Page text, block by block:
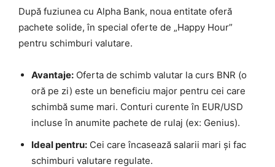
După fuziunea cu Alpha Bank, noua entitate oferă
pachete solide, în special oferte de „Happy Hour”
pentru schimburi valutare.
Avantaje: Oferta de schimb valutar la curs BNR (o
oră pe zi) este un beneficiu major pentru cei care
schimbă sume mari. Conturi curente în EUR/USD
incluse în anumite pachete de rulaj (ex: Genius).
Ideal pentru: Cei care încasează salarii mari și fac
schimburi valutare regulate.